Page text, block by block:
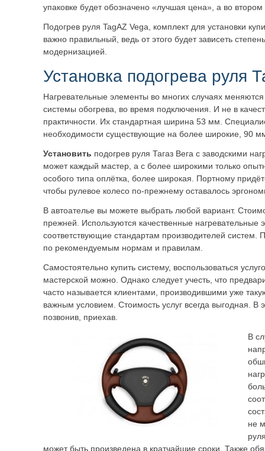
упаковке будет обозначено «лучшая цена», а во
Подогрев руля TagAZ Vega, комплект для установки
важно правильный, ведь от этого будет зависеть
модернизацией.
Установка подогрева руля
Нагревательные элементы во многих случаях меняются
системы обогрева, во время подключения. И не в
практичности. Их стандартная ширина 53 мм.
необходимости существующие на более широкие, 90
Установить подогрев руля Тагаз Вега с заводскими
может каждый мастер, а с более широкими только
особого типа оплётка, более широкая. Портному
чтобы рулевое колесо по-прежнему оставалось
В автоателье вы можете выбрать любой вариант.
прежней. Используются качественные нагревательные
соответствующие стандартам производителей систем.
по рекомендуемым нормам и правилам.
Самостоятельно купить систему, воспользоваться
мастерской можно. Однако следует учесть, что
часто называется клиентами, производившими уже
важным условием. Стоимость услуг всегда выгодная. В
позвонив, приехав.
В
не
может быть произведена в кратчайшие сроки. Также